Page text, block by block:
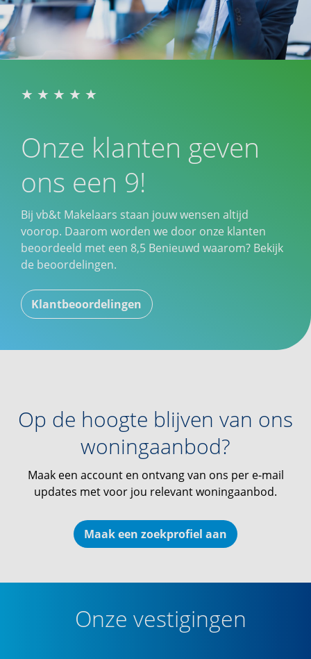
Onze klanten geven
ons een 9!
Bij vb&t Makelaars staan jouw wensen altijd
voorop. Daarom worden we door onze klanten
beoordeeld met een 8,5 Benieuwd waarom? Bekijk
de beoordelingen.
Klantbeoordelingen
Op de hoogte blijven van ons
woningaanbod?
Maak een account en ontvang van ons per e-mail
updates met voor jou relevant woningaanbod.
Maak een zoekprofiel aan
Onze vestigingen